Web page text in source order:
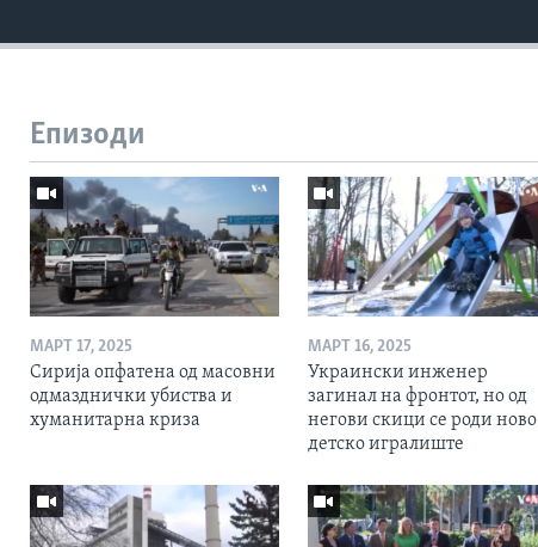
Епизоди
МАРТ 17, 2025
Сирија опфатена од масовни
одмазднички убиства и
хуманитарна криза
МАРТ 16, 2025
Украински инженер
загинал на фронтот, но од
негови скици се роди ново
детско игралиште